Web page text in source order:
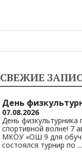
СВЕЖИЕ
День
07.08.2026
День физкультурника
спортивной волне! 7
МКОУ «ОШ 9 для
состоялся турнир по ...